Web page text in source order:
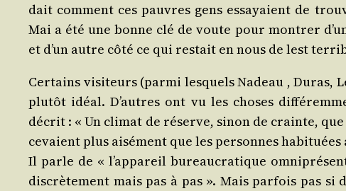
dait com­ment ces pauvres gens essayaient de
Mai a été une bonne clé de voute pour mon­trer
et d’un autre côté ce qui res­tait en nous de lest
Cer­tains visi­teurs (par­mi les­quels Nadeau , Duras,
plu­tôt idéal. D’autres ont vu les choses
décrit : « Un cli­mat de réserve, sinon de crainte,
ce­vaient plus aisé­ment que les per­sonnes
Il parle de « l’ap­pa­reil bureau­cra­tique
dis­crè­te­ment mais pas à pas ». Mais par­fois pas